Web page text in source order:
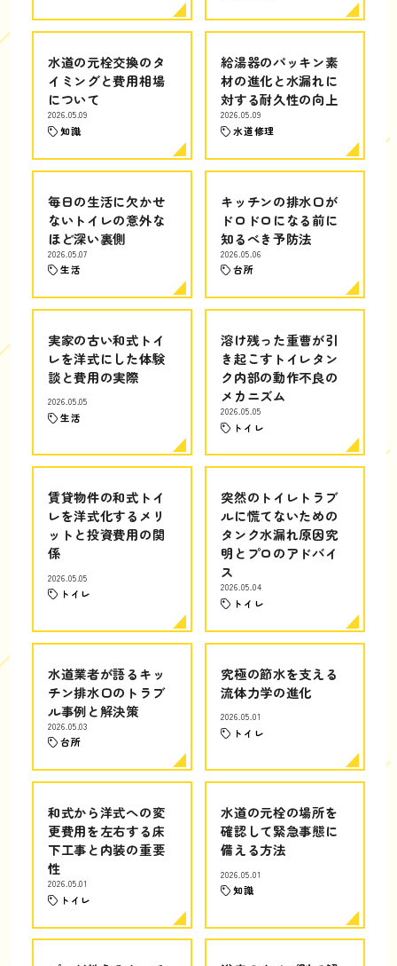
水道の元栓交換のタ
イミングと費用相場
について
2026.05.09
知識
給湯器のパッキン素
材の進化と水漏れに
対する耐久性の向上
2026.05.09
水道修理
毎日の生活に欠かせ
ないトイレの意外な
ほど深い裏側
2026.05.07
生活
キッチンの排水口が
ドロドロになる前に
知るべき予防法
2026.05.06
台所
実家の古い和式トイ
レを洋式にした体験
談と費用の実際
2026.05.05
生活
溶け残った重曹が引
き起こすトイレタン
ク内部の動作不良の
メカニズム
2026.05.05
トイレ
賃貸物件の和式トイ
レを洋式化するメリ
ットと投資費用の関
係
2026.05.05
トイレ
突然のトイレトラブ
ルに慌てないための
タンク水漏れ原因究
明とプロのアドバイ
ス
2026.05.04
トイレ
水道業者が語るキッ
チン排水口のトラブ
ル事例と解決策
2026.05.03
台所
究極の節水を支える
流体力学の進化
2026.05.01
トイレ
和式から洋式への変
更費用を左右する床
下工事と内装の重要
性
2026.05.01
トイレ
水道の元栓の場所を
確認して緊急事態に
備える方法
2026.05.01
知識